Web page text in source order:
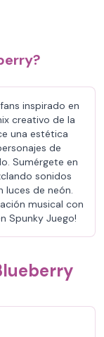
inspirado en
creativo de la
una estética
de
Sumérgete en
sonidos
luces de neón.
musical con
Spunky Juego!